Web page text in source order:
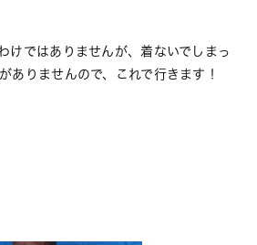
けではありませんが、着ないでしまっ
ありませんので、これで行きます！